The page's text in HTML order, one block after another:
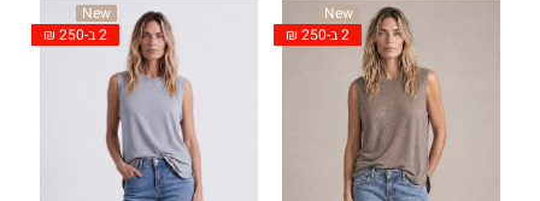
New
2 ב-250 ₪
New
2 ב-250 ₪